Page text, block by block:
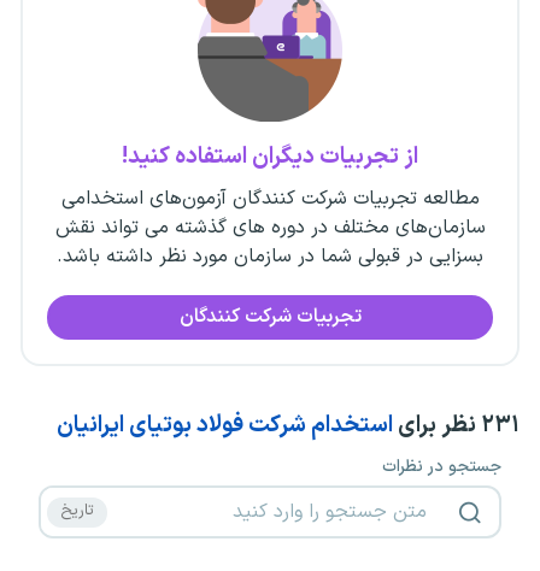
از تجربیات دیگران استفاده کنید!
مطالعه تجربیات شرکت کنندگان آزمون‌های استخدامی
سازمان‌های مختلف در دوره های گذشته می تواند نقش
بسزایی در قبولی شما در سازمان مورد نظر داشته باشد.
تجربیات شرکت کنندگان
۲۳۱ نظر برای استخدام شرکت فولاد بوتیای ایرانیان
جستجو در نظرات